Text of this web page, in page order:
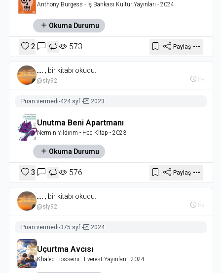
Anthony Burgess - İş Bankası Kültür Yayınları - 2024
Okuma Durumu
2 573 Paylaş
…. , bir kitabı okudu.
@sly92 8a
Puan vermedi-424 syf. - 2023
Unutma Beni Apartmanı
Nermin Yıldırım - Hep Kitap - 2023
Okuma Durumu
3 576 Paylaş
…. , bir kitabı okudu.
@sly92 8a
Puan vermedi-375 syf.- 2024
Uçurtma Avcısı
Khaled Hosseini - Everest Yayınları - 2024